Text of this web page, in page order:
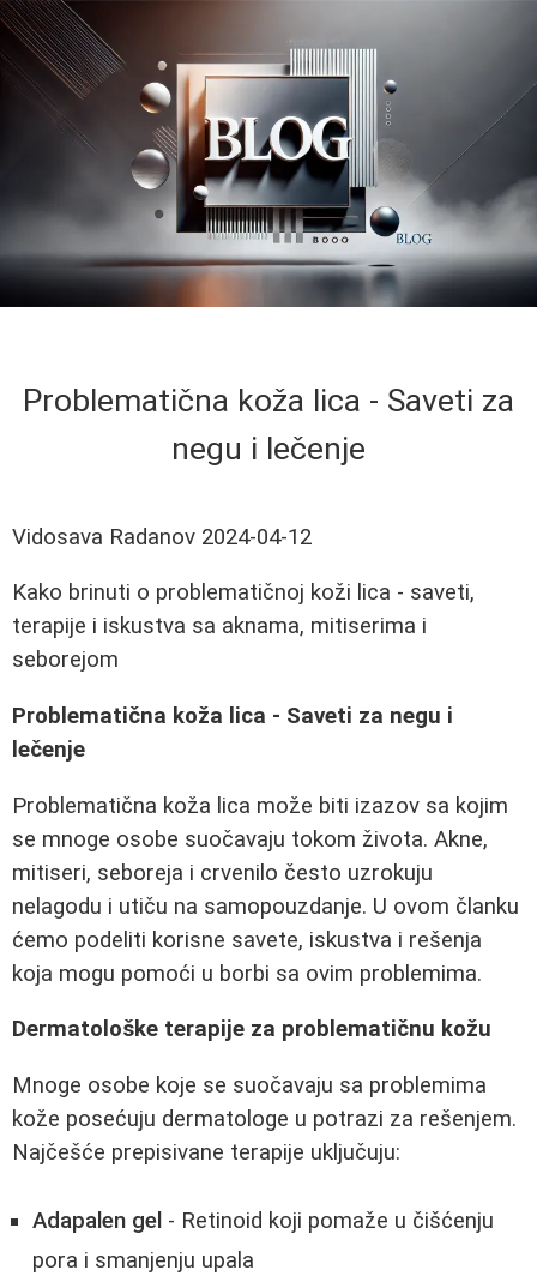
Problematična koža lica - Saveti za
negu i lečenje
Vidosava Radanov 2024-04-12
Kako brinuti o problematičnoj koži lica - saveti,
terapije i iskustva sa aknama, mitiserima i
seborejom
Problematična koža lica - Saveti za negu i
lečenje
Problematična koža lica može biti izazov sa kojim
se mnoge osobe suočavaju tokom života. Akne,
mitiseri, seboreja i crvenilo često uzrokuju
nelagodu i utiču na samopouzdanje. U ovom članku
ćemo podeliti korisne savete, iskustva i rešenja
koja mogu pomoći u borbi sa ovim problemima.
Dermatološke terapije za problematičnu kožu
Mnoge osobe koje se suočavaju sa problemima
kože posećuju dermatologe u potrazi za rešenjem.
Najčešće prepisivane terapije uključuju:
Adapalen gel - Retinoid koji pomaže u čišćenju
pora i smanjenju upala